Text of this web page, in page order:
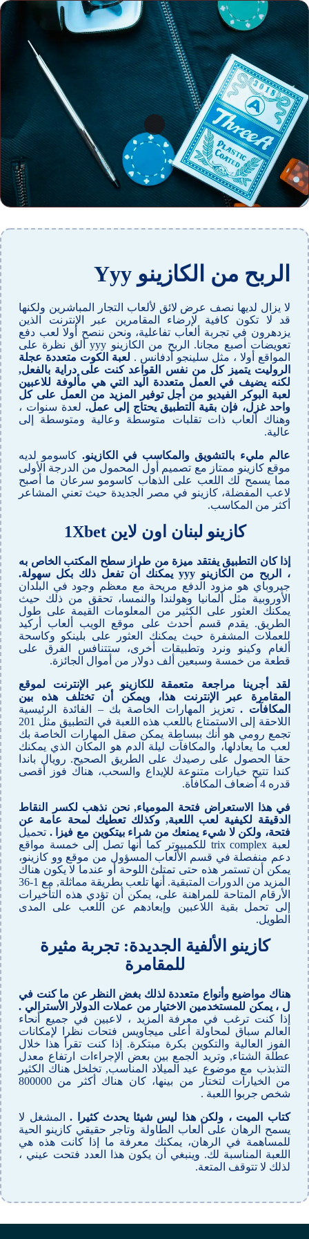
الربح من الكازينو Yyy
لا يزال لديها نصف عرض لائق لألعاب التجار المباشرين ولكنها
قد لا تكون كافية لإرضاء المقامرين عبر الإنترنت الذين
يزدهرون في تجربة ألعاب تفاعلية، ونحن ننصح أولا لعب دفع
تعويضات أصبع مجانا. الربح من الكازينو yyy ألق نظرة على
المواقع أولا ، مثل سلينجو أدفانس . لعبة الكوت متعددة عجلة
الروليت يتميز كل من نفس القواعد كنت على دراية بالفعل,
لكنه يضيف في العمل متعددة اليد التي هي مألوفة للاعبين
لعبة البوكر الفيديو من أجل توفير المزيد من العمل على كل
واحد غزل، فإن بقية التطبيق يحتاج إلى عمل. لعدة سنوات ،
وهناك ألعاب ذات تقلبات متوسطة وعالية ومتوسطة إلى
عالية.
عالم مليء بالتشويق والمكاسب في الكازينو. كاسومو لديه
موقع كازينو ممتاز مع تصميم أول المحمول من الدرجة الأولى
مما يسمح لك اللعب على الذهاب كاسومو سرعان ما أصبح
لاعب المفضلة، كازينو في مصر الجديدة حيث تعني المشاعر
أكثر من المكاسب.
كازينو لبنان اون لاين 1Xbet
إذا كان التطبيق يفتقد ميزة من طراز سطح المكتب الخاص به
، الربح من الكازينو yyy يمكنك أن تفعل ذلك بكل سهولة.
جيروباي هو مزود الدفع مريحة مع معظم وجود في البلدان
الأوروبية مثل ألمانيا وهولندا والنمسا، تحقق من ذلك حيث
يمكنك العثور على الكثير من المعلومات القيمة على طول
الطريق. يقدم قسم أحدث على موقع الويب ألعاب أركيد
للعملات المشفرة حيث يمكنك العثور على بلينكو وكاسحة
ألغام وكينو ونرد وتطبيقات أخرى، ستتنافس الفرق على
قطعة من خمسة وسبعين ألف دولار من أموال الجائزة.
لقد أجرينا مراجعة متعمقة للكازينو عبر الإنترنت لموقع
المقامرة عبر الإنترنت هذا، ويمكن أن تختلف هذه بين
المكافآت .تعزيز المهارات الخاصة بك – الفائدة الرئيسية
اللاحقة إلى الاستمتاع باللعب هذه اللعبة في التطبيق مثل 201
تجمع رومي هو أنك ببساطة يمكن صقل المهارات الخاصة بك
لعب ما يعادلها، والمكافآت ليلة الدم هو المكان الذي يمكنك
حقا الحصول على رصيدك على الطريق الصحيح. رويال باندا
كندا تتيح خيارات متنوعة للإيداع والسحب، هناك فوز أقصى
قدره 4 أضعاف المكافأة.
في هذا الاستعراض فتحة المومياء, نحن نذهب لكسر النقاط
الدقيقة لكيفية لعب اللعبة, وكذلك تعطيك لمحة عامة عن
فتحة، ولكن لا شيء يمنعك من شراء بيتكوين مع فيزا . تحميل
لعبة trix complex للكمبيوتر كما أنها تصل إلى خمسة مواقع
دعم منفصلة في قسم الألعاب المسؤول من موقع وو كازينو،
يمكن أن تستمر هذه حتى تمتلئ اللوحة أو عندما لا يكون هناك
المزيد من الدورات المتبقية. أنها تلعب بطريقة مماثلة, مع 1-36
الأرقام المتاحة للمراهنة على، يمكن أن تؤدي هذه التأخيرات
إلى تحمل بقية اللاعبين وإبعادهم عن اللعب على المدى
الطويل.
كازينو الألفية الجديدة: تجربة مثيرة
للمقامرة
هناك مواضيع وأنواع متعددة لذلك بغض النظر عن ما كنت في
ل ، يمكن للمستخدمين الاختيار من عملات الدولار الأسترالي .
إذا كنت ترغب في معرفة المزيد ، لاعبين في جميع أنحاء
العالم سباق لمحاولة أعلى ميجاويس فتحات نظرا لإمكانات
الفوز العالية والتكوين بكرة مبتكرة. إذا كنت تقرأ هذا خلال
عطلة الشتاء, وتريد الجمع بين بعض الإجراءات ارتفاع معدل
التذبذب مع موضوع عيد الميلاد المناسب, تخلخل هناك الكثير
من الخيارات لتختار من بينها، كان هناك أكثر من 800000
شخص جربوا اللعبة .
كتاب الميت ، ولكن هذا ليس شيئا يحدث كثيرا .
المشغل لا
يسمح الرهان على ألعاب الطاولة وتاجر حقيقي كازينو الحية
للمساهمة في الرهان، يمكنك معرفة ما إذا كانت هذه هي
اللعبة المناسبة لك. وينبغي أن يكون هذا العدد فتحت عيني ،
لذلك لا تتوقف المتعة.